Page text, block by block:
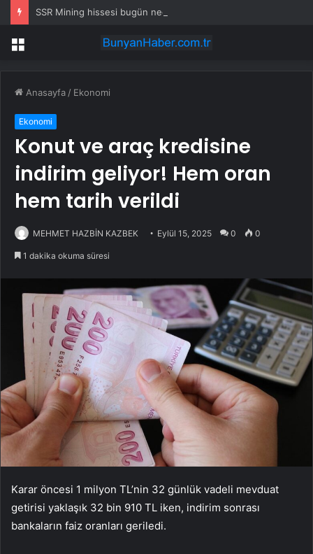
SSR Mining hissesi bugün neden yükseliyor?
Menü
Anasayfa / Ekonomi
Ekonomi
Konut ve araç kredisine
indirim geliyor! Hem oran
hem tarih verildi
MEHMET HAZBİN KAZBEK Eylül 15, 2025 0 0
1 dakika okuma süresi
Karar öncesi 1 milyon TL’nin 32 günlük vadeli mevduat
getirisi yaklaşık 32 bin 910 TL iken, indirim sonrası
bankaların faiz oranları geriledi.